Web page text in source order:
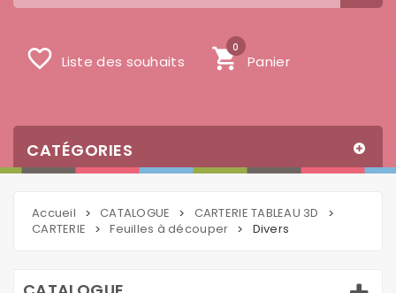
shopping_cart Panier
0
favorite_border Liste des souhaits
CATÉGORIES
Accueil > CATALOGUE > CARTERIE TABLEAU 3D
>
CARTERIE
> Feuilles à découper > Divers